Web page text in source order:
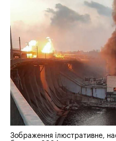
Зображення ілюстративне,